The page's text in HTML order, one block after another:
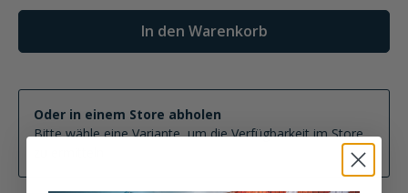
In den Warenkorb
Oder in einem Store abholen
Bitte wähle eine Variante, um die Verfügbarkeit im Store